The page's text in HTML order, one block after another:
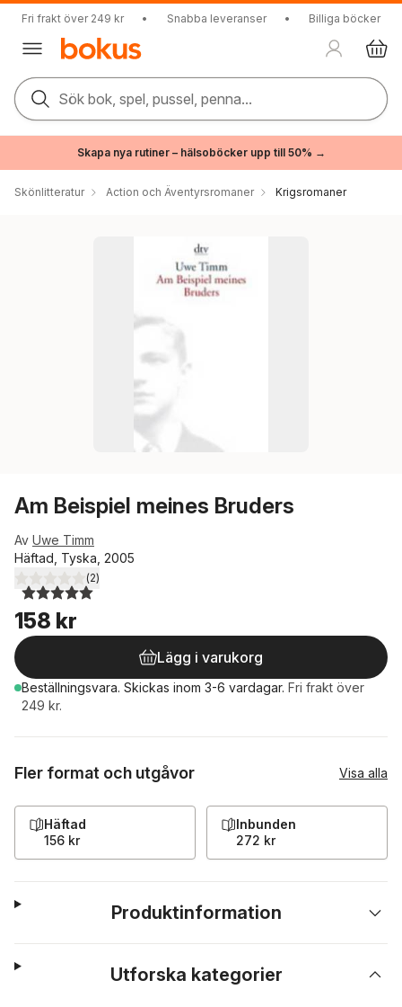
Fri frakt över 249 kr • Snabba leveranser • Billiga böcker
Sök bok, spel, pussel, penna...
Skapa nya rutiner – hälsoböcker upp till 50% →
Skönlitteratur Action och Äventyrsromaner Krigsromaner
Am Beispiel meines Bruders
Av Uwe Timm
Häftad, Tyska, 2005
5,0utav 5 stjärnor. Totalt antal röster:
(2)
158 kr
Lägg i varukorg
Beställningsvara. Skickas inom 3-6 vardagar. Fri frakt över
249 kr.
Fler format och utgåvor Visa alla
Häftad
156 kr
Inbunden
272 kr
Produktinformation
Utforska kategorier